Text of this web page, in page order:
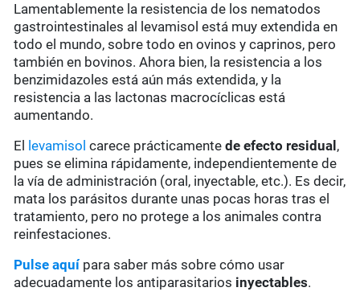
Lamentablemente la resistencia de los nematodos
gastrointestinales al levamisol está muy extendida en
todo el mundo, sobre todo en ovinos y caprinos, pero
también en bovinos. Ahora bien, la resistencia a los
benzimidazoles está aún más extendida, y la
resistencia a las lactonas macrocíclicas está
aumentando.
El
levamisol carece prácticamente de efecto residual ,
pues se elimina rápidamente, independientemente de
la vía de administración (oral, inyectable, etc.). Es decir,
mata los parásitos durante unas pocas horas tras el
tratamiento, pero no protege a los animales contra
reinfestaciones.
Pulse aquípara saber más sobre cómo usar
adecuadamente los antiparasitarios inyectables.